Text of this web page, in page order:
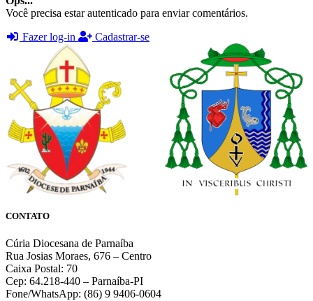
Você precisa estar autenticado para enviar comentários.
Fazer log-in
Cadastrar-se
CONTATO
Cúria Diocesana de Parnaíba
Rua Josias Moraes, 676 – Centro
Caixa Postal: 70
Cep: 64.218-440 – Parnaíba-PI
Fone/WhatsApp: (86) 9 9406-0604